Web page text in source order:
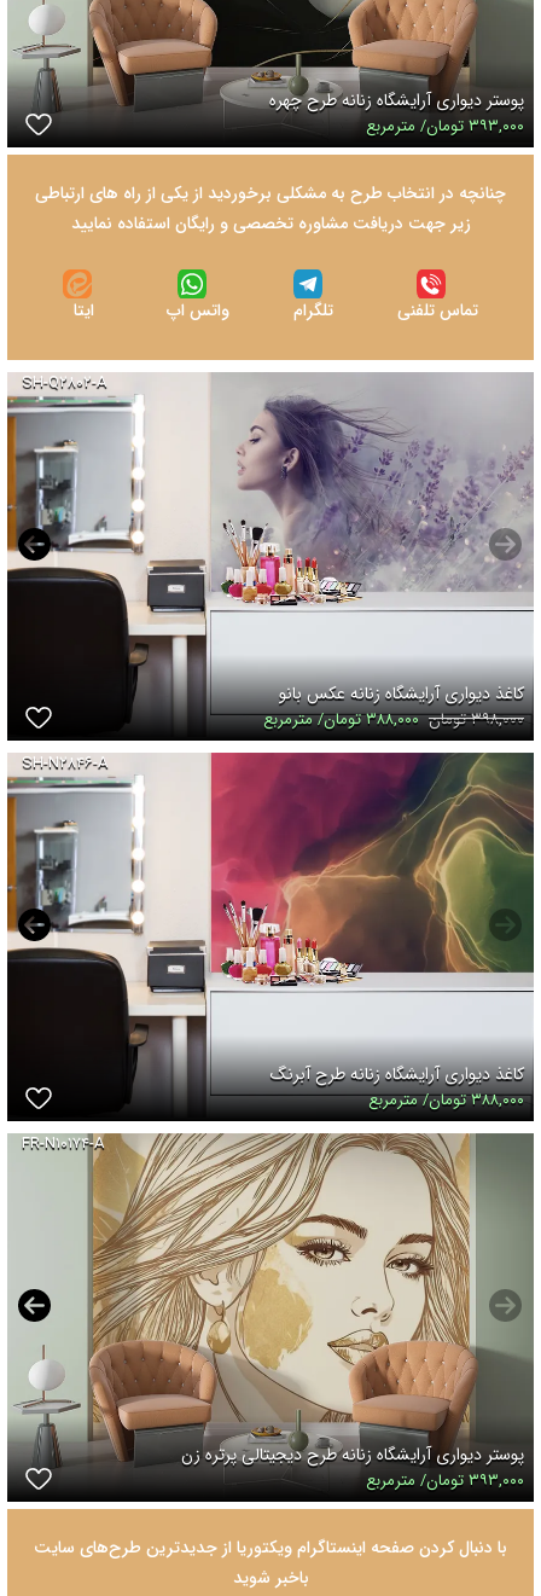
پوستر دیواری آرایشگاه زنانه طرح چهره
۳۹۳,۰۰۰ تومان/ مترمربع
چنانچه در انتخاب طرح به مشکلی برخوردید از یکی از راه های ارتباطی
زیر جهت دریافت مشاوره تخصصی و رایگان استفاده نمایید
تماس تلفنی تلگرام واتس اپ ایتا
SH-Q۲۸۰۲-A
کاغذ دیواری آرایشگاه زنانه عکس بانو
۳۹۸,۰۰۰ تومان
۳۸۸,۰۰۰ تومان/ مترمربع
SH-N۲۸۴۶-A
کاغذ دیواری آرایشگاه زنانه طرح آبرنگ
۳۸۸,۰۰۰ تومان/ مترمربع
FR-N۱۰۱۷۴-A
پوستر دیواری آرایشگاه زنانه طرح دیجیتالی پرتره زن
۳۹۳,۰۰۰ تومان/ مترمربع
با دنبال کردن صفحه اینستاگرام ویکتوریا از جدیدترین طرح‌های سایت
باخبر شوید